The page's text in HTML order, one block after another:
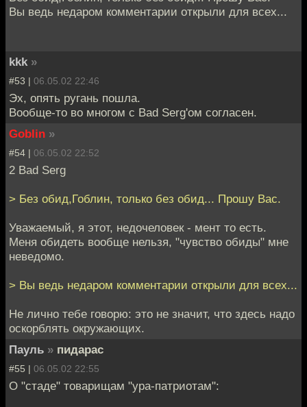
Вы ведь недаром комментарии открыли для всех...
kkk »
#53 | 06.05.02 22:46
Эх, опять ругань пошла.
Вообще-то во многом с Bad Serg'ом согласен.
Goblin »
#54 | 06.05.02 22:52
2 Bad Serg
> Без обид,Гоблин, только без обид... Прошу Вас.
Уважаемый, я этот, недочеловек - мент то есть.
Меня обидеть вообще нельзя, "чувство обиды" мне
неведомо.
> Вы ведь недаром комментарии открыли для всех...
Не лично тебе говорю: это не значит, что здесь надо
оскорблять окружающих.
Пауль » пидарас
#55 | 06.05.02 22:55
О "стаде" товарищам "ура-патриотам":